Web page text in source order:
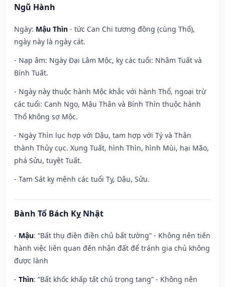
Ngũ Hành
Ngày: Mậu Thìn - tức Can Chi tương đồng (cùng Thổ),
ngày này là ngày cát.
- Nạp âm: Ngày Đại Lâm Mộc, kỵ các tuổi: Nhâm Tuất và
Bính Tuất.
- Ngày này thuộc hành Mộc khắc với hành Thổ, ngoại trừ
các tuổi: Canh Ngọ, Mậu Thân và Bính Thìn thuộc hành
Thổ không sợ Mộc.
- Ngày Thìn lục hợp với Dậu, tam hợp với Tý và Thân
thành Thủy cục. Xung Tuất, hình Thìn, hình Mùi, hại Mão,
phá Sửu, tuyệt Tuất.
- Tam Sát kỵ mệnh các tuổi Tỵ, Dậu, Sửu.
Bành Tổ Bách Kỵ Nhật
- Mậu: “Bất thụ điền điền chủ bất tường” - Không nên tiến
hành việc liên quan đến nhận đất để tránh gia chủ không
được lành
- Thìn: “Bất khốc khấp tất chủ trọng tang” - Không nên